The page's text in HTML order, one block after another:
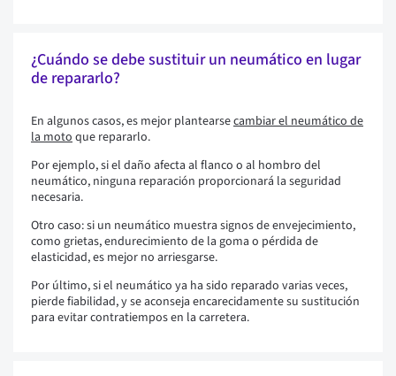
¿Cuándo se debe sustituir un neumático en lugar
de repararlo?
En algunos casos, es mejor plantearsecambiar el neumático de
la motoque repararlo.
Por ejemplo, si el daño afecta al flanco o al hombro del
neumático, ninguna reparación proporcionará la seguridad
necesaria.
Otro caso: si un neumático muestra signos de envejecimiento,
como grietas, endurecimiento de la goma o pérdida de
elasticidad, es mejor no arriesgarse.
Por último, si el neumático ya ha sido reparado varias veces,
pierde fiabilidad, y se aconseja encarecidamente su sustitución
para evitar contratiempos en la carretera.